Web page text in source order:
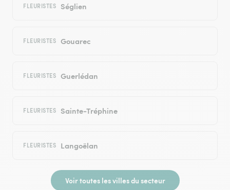
FLEURISTES Séglien
FLEURISTES Gouarec
FLEURISTES Guerlédan
FLEURISTES Sainte-Tréphine
FLEURISTES Langoëlan
Voir toutes les villes du secteur